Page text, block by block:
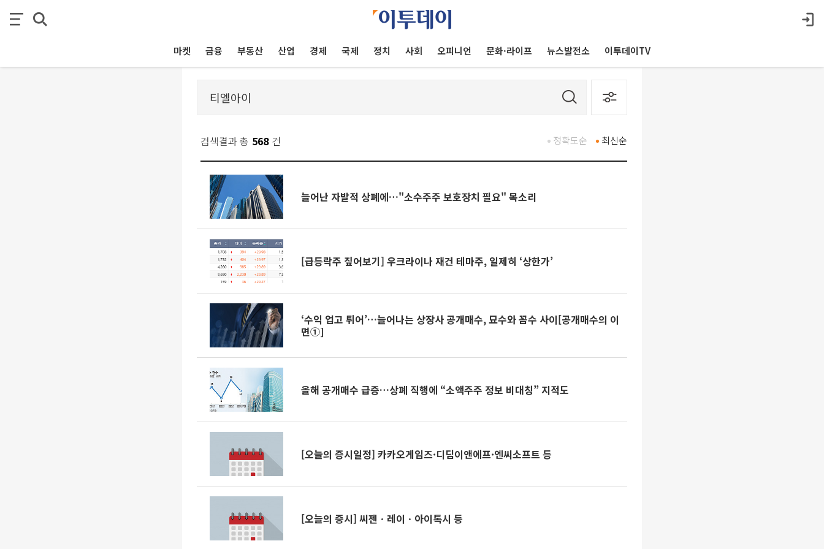
마켓 금융 부동산 산업 경제 국제 정치 사회 오피니언 문화·라이프 뉴스발전소 이투데이TV
검색결과 총 568 건 최신순
정확도순
늘어난 자발적 상폐에…"소수주주 보호장치 필요" 목소리
[급등락주 짚어보기] 우크라이나 재건 테마주, 일제히 ‘상한가’
‘수익 업고 튀어’…늘어나는 상장사 공개매수, 묘수와 꼼수 사이[공개매수의 이
면①]
올해 공개매수 급증…상폐 직행에 “소액주주 정보 비대칭” 지적도
[오늘의 증시일정] 카카오게임즈·디딤이앤에프·엔씨소프트 등
[오늘의 증시] 씨젠ㆍ레이ㆍ아이톡시 등